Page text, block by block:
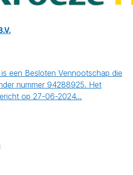
een Besloten Vennootschap die
nummer 94288925. Het
op 27-06-2024…